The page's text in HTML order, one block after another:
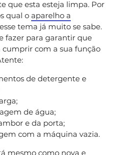
que esta esteja limpa. Por
qual o aparelho a
tema já muito se sabe.
fazer para garantir que
com a sua função
de detergente e
de água;
e da porta;
com a máquina vazia.
mesmo como nova e